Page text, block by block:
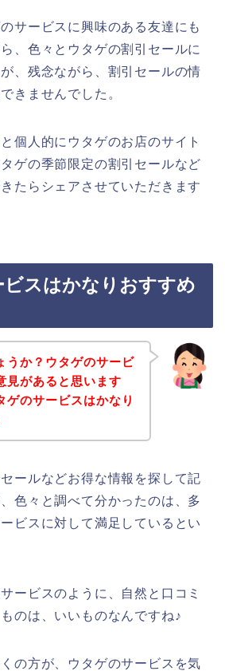
サービスに興味のある友達にも
、色々とウタゲの割引セールに
、残念ながら、割引セールの情
きませんでした。
個人的にウタゲのお店のサイト
ゲの季節限定の割引セールなど
たらシェアさせていただきます
スはかなりおすすめ
うか？ウタゲのサービ
見があると思います
ゲのサービスはかなり
ールなどお得な情報を探して記
色々と調べて分かったのは、多
ビスに対して満足しているとい
ービスのように、自然と口コミ
のは、いいものなんですね♪
の方が、ウタゲのサービスを気